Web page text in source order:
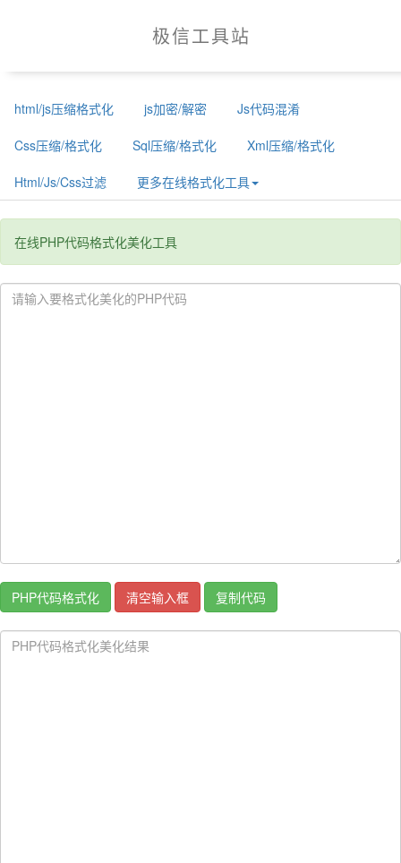
极信工具站
html/js压缩格式化 js加密/解密 Js代码混淆
Css压缩/格式化 Sql压缩/格式化 Xml压缩/格式化
Html/Js/Css过滤 更多在线格式化工具
在线PHP代码格式化美化工具
PHP代码格式化 清空输入框 复制代码